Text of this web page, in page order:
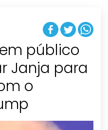
público
Janja para
o